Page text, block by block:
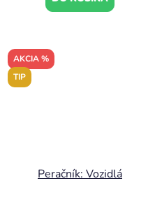
AKCIA %
TIP
Peračník: Vozidlá